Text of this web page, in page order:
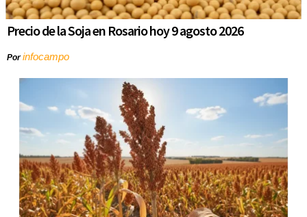
Precio de la Soja en Rosario hoy 9 agosto 2026
Porinfocampo